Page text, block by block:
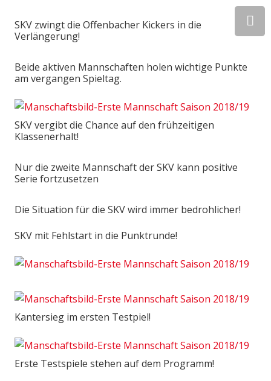
SKV zwingt die Offenbacher Kickers in die
Verlängerung!
Beide aktiven Mannschaften holen wichtige Punkte
am vergangen Spieltag.
SKV vergibt die Chance auf den frühzeitigen
Klassenerhalt!
Nur die zweite Mannschaft der SKV kann positive
Serie fortzusetzen
Die Situation für die SKV wird immer bedrohlicher!
SKV mit Fehlstart in die Punktrunde!
Kantersieg im ersten Testpiel!
Erste Testspiele stehen auf dem Programm!